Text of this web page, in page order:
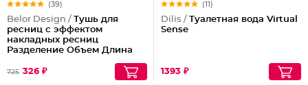
(39)
Belor Design /
Тушь для
ресниц с эффектом
накладных ресниц
Разделение Объем Длина
725 326 ₽
(11)
Dilis /
Туалетная вода Virtual
Sense
1393 ₽